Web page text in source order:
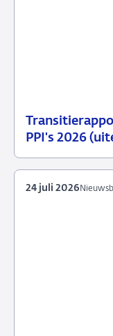
PPI's 2026
29
Nieuwsbericht
24 juli 2026